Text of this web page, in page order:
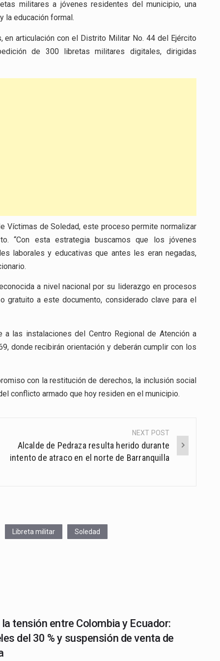
militares a jóvenes residentes del municipio, una
la educación formal.
articulación con el Distrito Militar No. 44 del Ejército
de 300 libretas militares digitales, dirigidas
Víctimas de Soledad, este proceso permite normalizar
“Con esta estrategia buscamos que los jóvenes
laborales y educativas que antes les eran negadas,
a nivel nacional por su liderazgo en procesos
a este documento, considerado clave para el
las instalaciones del Centro Regional de Atención a
donde recibirán orientación y deberán cumplir con los
con la restitución de derechos, la inclusión social
conflicto armado que hoy residen en el municipio.
NEXT POST
Alcalde de Pedraza resulta herido durante
intento de atraco en el norte de Barranquilla
Libreta militar Soledad
tensión entre Colombia y Ecuador:
del 30 % y suspensión de venta de